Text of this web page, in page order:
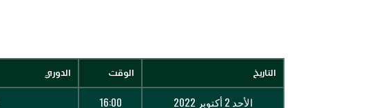
التاريخ الوقت الدوري
الأحد 2 أكتوبر 2022 16:00